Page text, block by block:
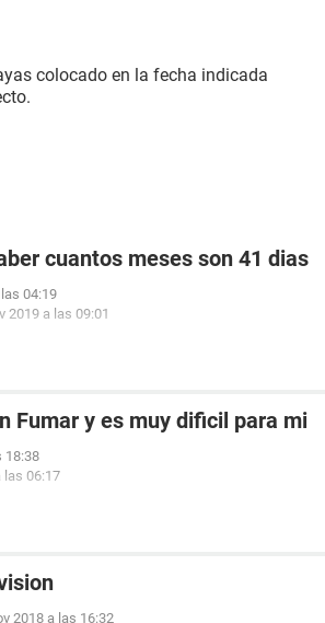
colocado en la fecha indicada
cuantos meses son 41 dias
04:19
2019 a las 09:01
Fumar y es muy dificil para mi
18:38
las 06:17
2018 a las 16:32